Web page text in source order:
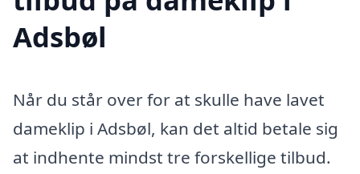
Adsbøl
Når du står over for at skulle have lavet
dameklip i Adsbøl, kan det altid betale sig
at indhente mindst tre forskellige tilbud.